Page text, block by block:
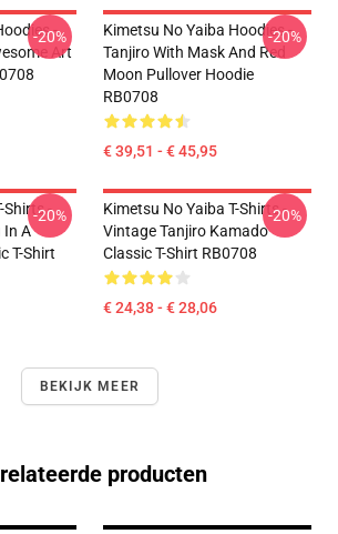
-
Art
-20%
Kimetsu No Yaiba Hoodies -
Tanjiro With Mask And Red
Moon Pullover Hoodie
RB0708
€ 39,51 - € 45,95
-20%
Shirts -
In A
T-Shirt
-20%
Kimetsu No Yaiba T-Shirts -
Vintage Tanjiro Kamado
Classic T-Shirt RB0708
€ 24,38 - € 28,06
-20%
BEKIJK MEER
producten